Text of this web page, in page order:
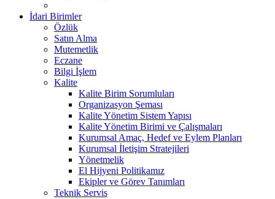
İdari Birimler
Özlük
Satın Alma
Mutemetlik
Eczane
Bilgi İşlem
Kalite
Kalite Birim Sorumluları
Organizasyon Şeması
Kalite Yönetim Sistem Yapısı
Kalite Yönetim Birimi ve Çalışmaları
Kurumsal Amaç, Hedef ve Eylem Planları
Kurumsal İletişim Stratejileri
Yönetmelik
El Hijyeni Politikamız
Ekipler ve Görev Tanımları
Teknik Servis